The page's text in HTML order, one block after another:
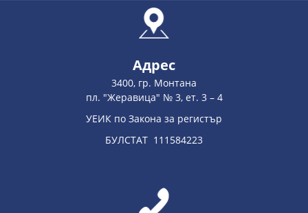
Адрес
3400, гр. Монтана
пл. "Жеравица" № 3, ет. 3 – 4
УЕИК по Закона за регистър
БУЛСТАТ 111584223